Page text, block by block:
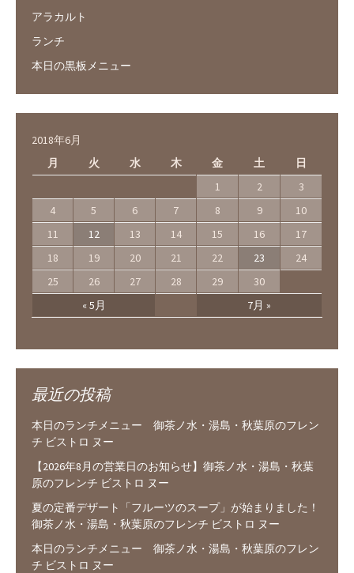
アラカルト
ランチ
本日の黒板メニュー
2018年6月
月
火 水 木 金 土 日
« 5月 7月 »
1 2
3
4
5 6 7 8 9
10
11
12 13 14 15 16
17
18
19 20 21 22 23
24
25
26 27 28 29 30
最近の投稿
本日のランチメニュー 御茶ノ水・湯島・秋葉原のフレン
チ ビストロ ヌー
【2026年8月の営業日のお知らせ】御茶ノ水・湯島・秋葉
原のフレンチ ビストロ ヌー
夏の定番デザート「フルーツのスープ」が始まりました！
御茶ノ水・湯島・秋葉原のフレンチ ビストロ ヌー
本日のランチメニュー 御茶ノ水・湯島・秋葉原のフレン
チ ビストロ ヌー